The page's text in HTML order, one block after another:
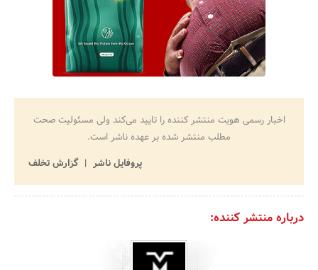
اخبار رسمی هویت منتشر کننده را تایید می‌کند ولی مسئولیت صحت
مطلب منتشر شده بر عهده ناشر است.
پروفایل ناشر
گزارش تخلف
درباره منتشر کننده: